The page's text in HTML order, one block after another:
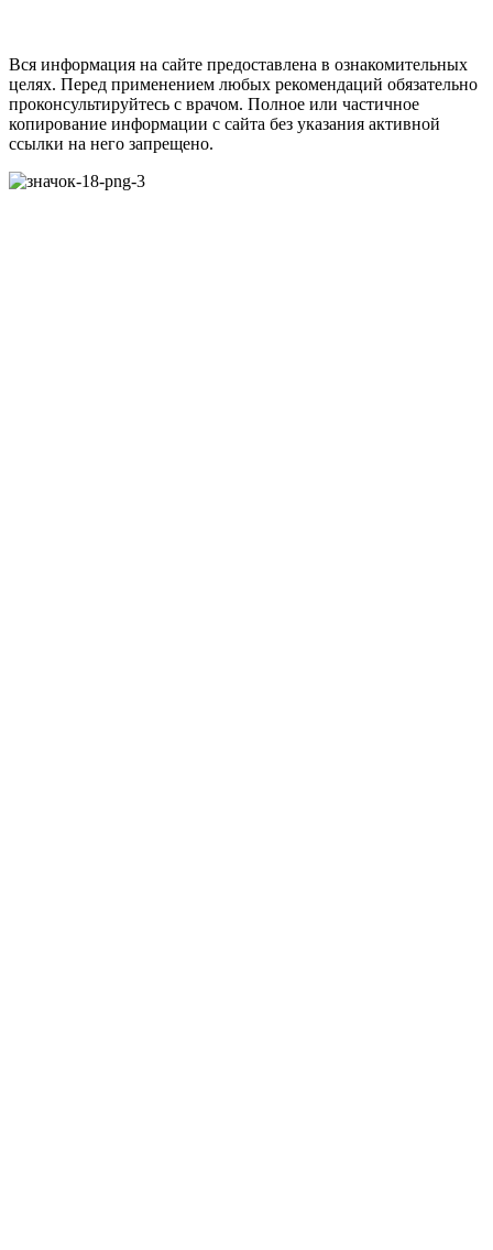
Вся информация на сайте предоставлена в ознакомительных
целях. Перед применением любых рекомендаций обязательно
проконсультируйтесь с врачом. Полное или частичное
копирование информации с сайта без указания активной
ссылки на него запрещено.